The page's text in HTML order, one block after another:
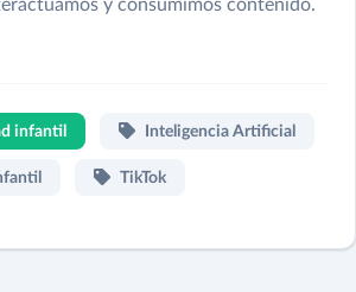
y consumimos contenido.
infantil Inteligencia Artificial
TikTok